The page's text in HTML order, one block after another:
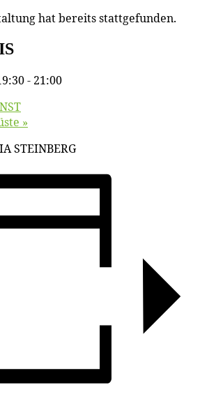
hat bereits stattgefunden.
- 21:00
»
STEINBERG